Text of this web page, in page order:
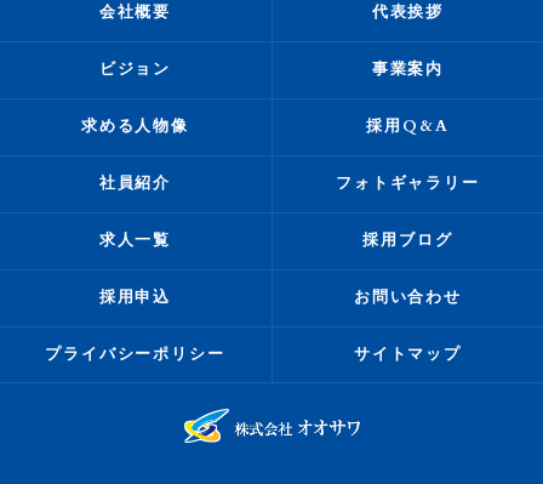
会社概要 代表挨拶
ビジョン 事業案内
求める人物像 採用Q&A
社員紹介 フォトギャラリー
求人一覧 採用ブログ
採用申込 お問い合わせ
プライバシーポリシー サイトマップ